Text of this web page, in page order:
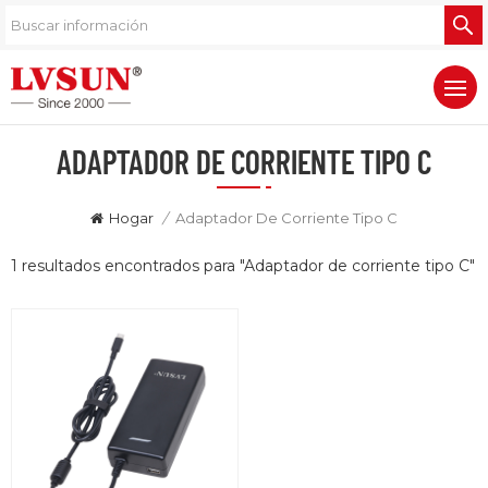
ADAPTADOR DE CORRIENTE TIPO C
Hogar / Adaptador De Corriente Tipo C
1 resultados encontrados para "Adaptador de corriente tipo C"